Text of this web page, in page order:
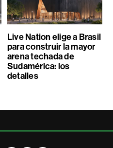
Live Nation elige a Brasil
para construir la mayor
arena techada de
Sudamérica: los
detalles